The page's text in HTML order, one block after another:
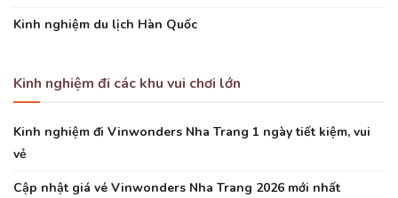
Kinh nghiệm du lịch Hàn Quốc
Kinh nghiệm đi các khu vui chơi lớn
Kinh nghiệm đi Vinwonders Nha Trang 1 ngày tiết kiệm, vui
vẻ
Cập nhật giá vé Vinwonders Nha Trang 2026 mới nhất